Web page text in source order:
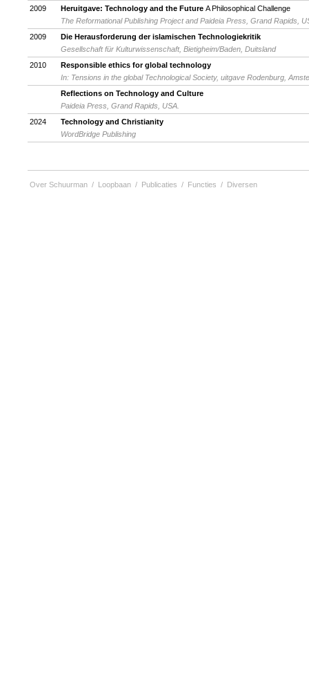
2009
Heruitgave: Technology and the Future A Philosophical Challenge
The Reformational Publishing Project and Paideia Press, Grand Rapids,
2009
Die Herausforderung der islamischen Technologiekritik
Gesellschaft für Kulturwissenschaft, Bietigheim/Baden, Duitsland
2010
Responsible ethics for global technology
In: Tensions in the global Technological Society, uitgave Rodenburg,
Reflections on Technology and Culture
Paideia Press, Grand Rapids, USA.
2024
Technology and Christianity
WordBridge Publishing
Over Schuurman / Loopbaan / Publicaties / Functies / Diversen